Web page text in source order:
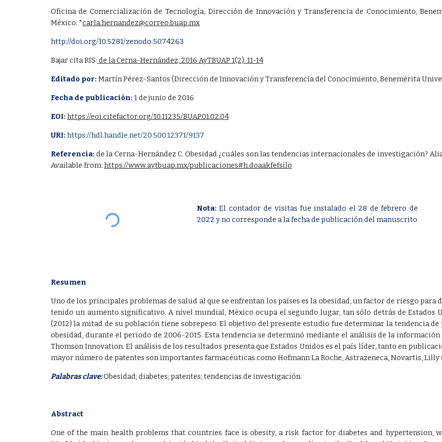
Oficina de Comercialización de Tecnología, Dirección de Innovación y Transferencia de Conocimiento,
México. *carla.hernandez@correo.buap.mx
http://doi.org/10.5281/zenodo.5074263
Bajar cita RIS: de la Cerna-Hernández, 2016 AyTBUAP 1(2): 11-14
Editado por: Martín Pérez-Santos (Dirección de Innovación y Transferencia del Conocimiento, Benemérita
Fecha de publicación: 1 de junio de 2016
EOI: https://eoi.citefactor.org/10.11235/BUAP.01.02.04
URI: https://hdl.handle.net/20.500.12371/9137
Referencia: de la Cerna-Hernández C. Obesidad ¿cuáles son las tendencias internacionales de investigación?
Available from: https://www.aytbuap.mx/publicaciones#h.doaakfefsilo
Nota:El contador de visitas fue instalado el 28 de febrero de
2022 y no corresponde a la fecha de publicación del manuscrito
Resumen
Uno de los principales problemas de salud al que se enfrentan los países es la obesidad, un factor de riesgo
tenido un aumento significativo. A nivel mundial, México ocupa el segundo lugar, tan sólo detrás de Estados
(2012) la mitad de su población tiene sobrepeso. El objetivo del presente estudio fue determinar la tendencia
obesidad, durante el periodo de 2006-2015. Esta tendencia se determinó mediante el análisis de la información
Thomson Innovation. El análisis de los resultados presenta que Estados Unidos es el país líder, tanto en
mayor número de patentes son importantes farmacéuticas como Hofmann La Roche, Astrazeneca, Novartis, Lilly
Palabras clave:Obesidad; diabetes; patentes; tendencias de investigación.
Abstract
One of the main health problems that countries face is obesity, a risk factor for diabetes and hypertension,